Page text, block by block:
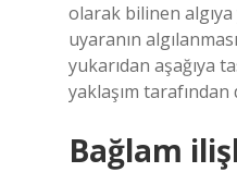
olarak bilinen
uyaranın
yukarıdan aşağıya
yaklaşım
Bağlam